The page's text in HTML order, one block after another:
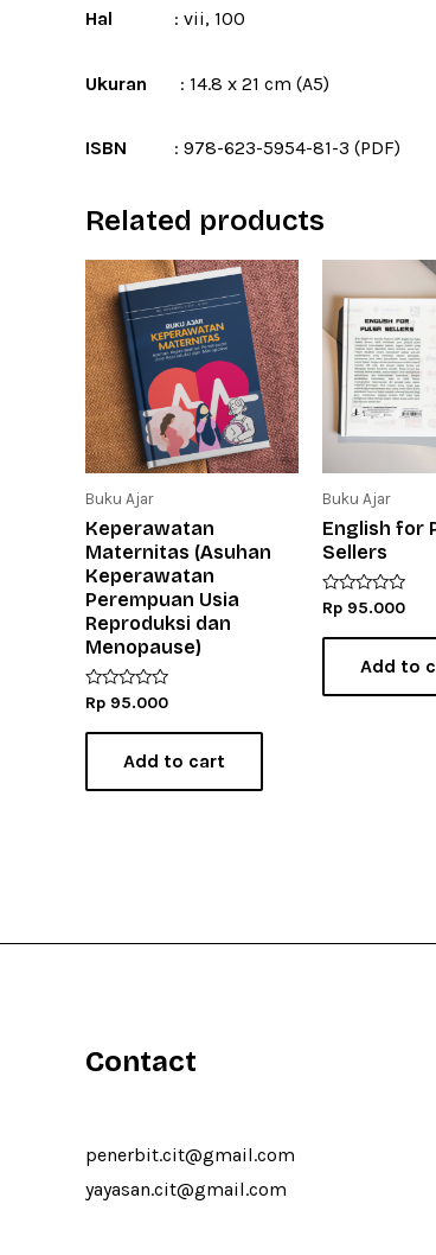
Hal : vii, 100
Ukuran : 14.8 x 21 cm (A5)
ISBN : 978-623-5954-81-3 (PDF)
Related products
Buku Ajar
Keperawatan
Maternitas (Asuhan
Keperawatan
Perempuan Usia
Reproduksi dan
Menopause)
Rated
out
Rp 95.000
Add to cart
Buku Ajar
English for
Sellers
Rated
out
Rp95.000
Add to
Contact
penerbit.cit@gmail.com
yayasan.cit@gmail.com